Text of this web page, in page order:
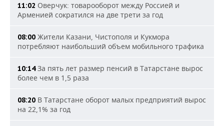
11:02 Оверчук: товарооборот между Россией и
Арменией сократился на две трети за год
08:00 Жители Казани, Чистополя и Кукмора
потребляют наибольший объем мобильного трафика
10:14За пять лет размер пенсий в Татарстане вырос
более чем в 1,5 раза
08:20 В Татарстане оборот малых предприятий вырос
на 22,1% за год